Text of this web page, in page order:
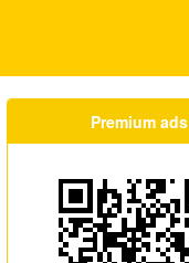
Premium ads